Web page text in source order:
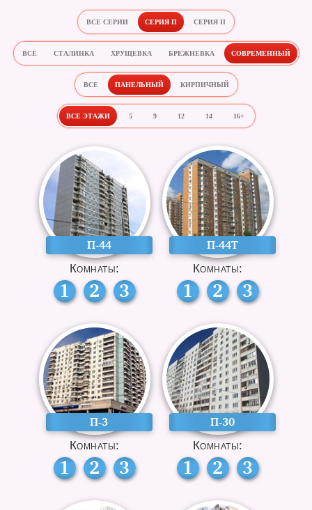
ВСЕ СЕРИИ СЕРИЯ П СЕРИЯ II
ВСЕ СТАЛИНКА ХРУЩЕВКА БРЕЖНЕВКА СОВРЕМЕННЫЙ
ВСЕ ПАНЕЛЬНЫЙ КИРПИЧНЫЙ
ВСЕ ЭТАЖИ 5 9 12 14 16+
П-44
Комнаты:
1 2 3
П-44Т
Комнаты:
1 2 3
П-3
Комнаты:
1 2 3
П-30
Комнаты:
1 2 3